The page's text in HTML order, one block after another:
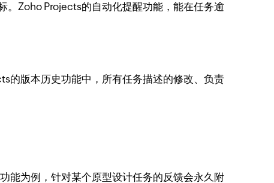
。Zoho Projects的自动化提醒功能，能在任务逾
的版本历史功能中，所有任务描述的修改、负责
能为例，针对某个原型设计任务的反馈会永久附